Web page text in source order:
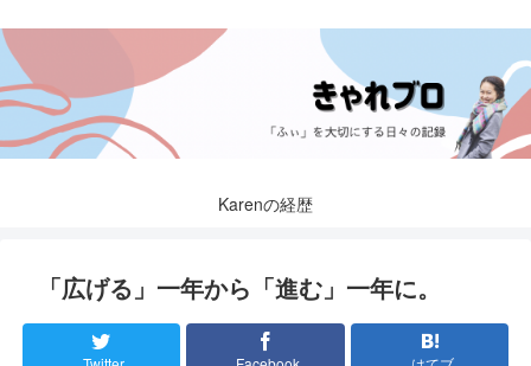
Karenの経歴
「広げる」一年から「進む」一年に。